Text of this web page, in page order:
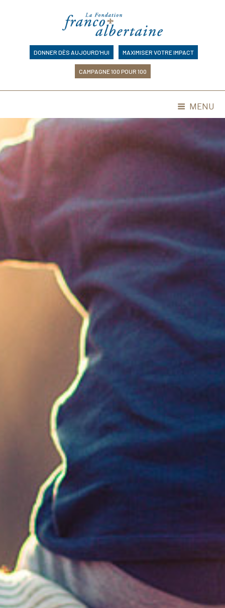
DONNER DÈS AUJOURD'HUI MAXIMISER VOTRE IMPACT
CAMPAGNE 100 POUR 100
MENU